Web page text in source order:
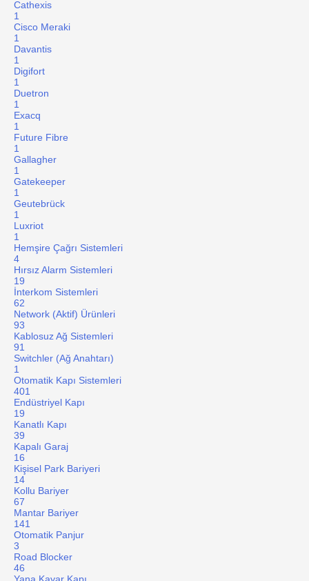
Cathexis
1
Cisco Meraki
1
Davantis
1
Digifort
1
Duetron
1
Exacq
1
Future Fibre
1
Gallagher
1
Gatekeeper
1
Geutebrück
1
Luxriot
1
Hemşire Çağrı Sistemleri
4
Hırsız Alarm Sistemleri
19
İnterkom Sistemleri
62
Network (Aktif) Ürünleri
93
Kablosuz Ağ Sistemleri
91
Switchler (Ağ Anahtarı)
1
Otomatik Kapı Sistemleri
401
Endüstriyel Kapı
19
Kanatlı Kapı
39
Kapalı Garaj
16
Kişisel Park Bariyeri
14
Kollu Bariyer
67
Mantar Bariyer
141
Otomatik Panjur
3
Road Blocker
46